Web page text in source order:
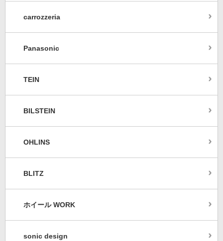
carrozzeria
Panasonic
TEIN
BILSTEIN
OHLINS
BLITZ
ホイール WORK
sonic design